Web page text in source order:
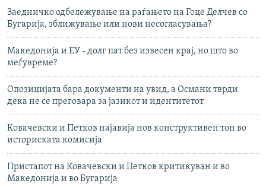
Заедничко одбележување на раѓањето на Гоце Делчев со
Бугарија, зближување или нови несогласувања?
Македонија и ЕУ - долг пат без извесен крај, но што во
меѓувреме?
Опозицијата бара документи на увид, а Османи тврди
дека не се преговара за јазикот и идентитетот
Ковачевски и Петков најавија нов конструктивен тон во
историската комисија
Пристапот на Ковачевски и Петков критикуван и во
Македонија и во Бугарија